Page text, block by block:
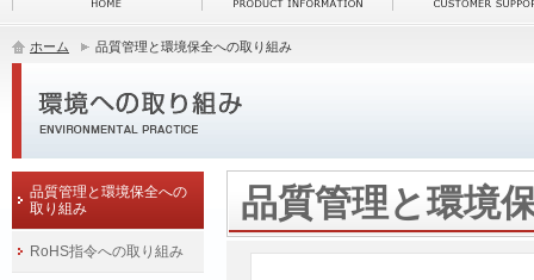
ホーム 品質管理と環境保全への取り組み
品質管理と環境
品質管理と環境保全への
取り組み
RoHS指令への取り組み